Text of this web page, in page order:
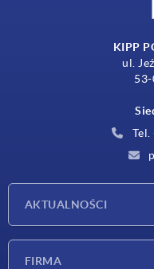
KIPP
ul.
53-
AKTUALNOŚCI
FIRMA